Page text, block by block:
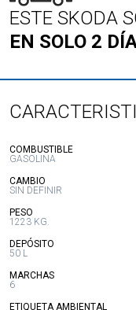
ESTE SKODA
EN SOLO 2
COMBUSTIBLE:
GASOLINA
CAMBIO
SIN DEFINIR
PESO
1223 KG.
DEPÓSITO
50 L
MARCHAS:
6
ETIQUETA AMBIENTAL